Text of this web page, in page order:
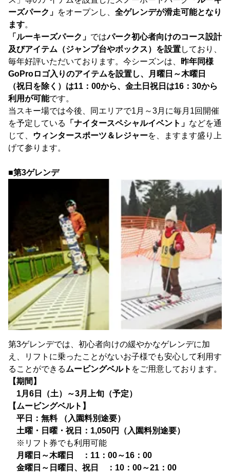
ーズパーク」 をオープンし、 全ゲレンデが滑走可能となり
ます。
「ルーキーズパーク」 ではパーク初心者向けのコース設計
及びアイテム（ジャンプ台やボックス）を設置しており、
毎年好評いただいております。今シーズンは、
昨年同様
GoProロゴ入りのアイテムを設置し、月曜日～木曜日
（祝日を除く）は11：00から、金土日祝日は16：30から
利用が可能です。
当スキー場では今後、同エリアで1月～3月に毎月1回開催
を予定している
「ナイタースペシャルイベント」 などを通
じて、
ウィンタースポーツ＆レジャーを、ますます盛り上
げて参ります。
■第3ゲレンデ
第3ゲレンデでは、初心者向けの緩やかなゲレンデに加
え、リフトに乗ったことがないお子様でも安心して利用す
ることができるムービングベルト をご用意しております。
【期間】
1月6日（土）～3月上旬（予定）
【ムービングベルト】
平日：無料 （入園料別途要）
土曜・日曜・祝日：1,050円（入園料別途要）
※リフト券でも利用可能
月曜日～木曜日 ：11：00～16：00
金曜日～日曜日、祝日 ：10：00～21：00